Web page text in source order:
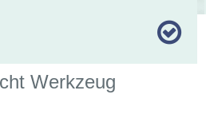
Werkzeug